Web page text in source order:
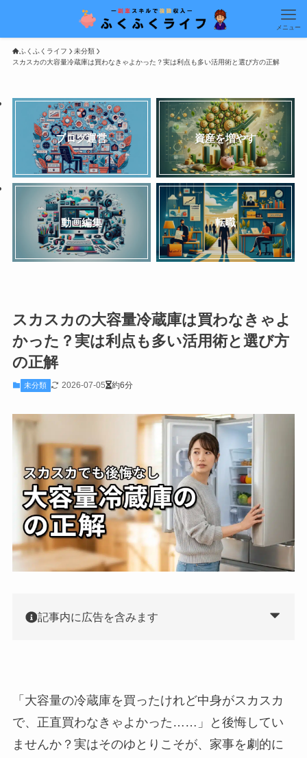
メニュー
ふくふくライフ
未分類
スカスカの大容量冷蔵庫は買わなきゃよかった？実は利点も多い活用術と選び方の正解
ブログ運営 資産を増やす
動画編集 転職
スカスカの大容量冷蔵庫は買わなきゃよ
かった？実は利点も多い活用術と選び方
の正解
未分類 2026-07-05 約6分
記事内に広告を含みます
「大容量の冷蔵庫を買ったけれど中身がスカスカ
で、正直買わなきゃよかった……」と後悔してい
ませんか？実はそのゆとりこそが、家事を劇的に